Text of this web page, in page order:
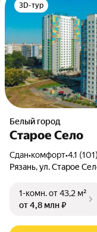
3D-тур
Белый город
Старое Село
Сдан•комфорт•4.1 (101)
Рязань, ул. Старое
1-комн.от 43,2 м²
от 4,8 млн ₽